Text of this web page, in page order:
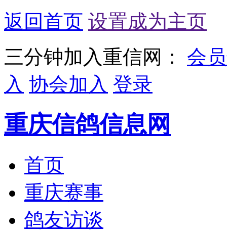
返回首页 设置成为主页
三分钟加入重信网：
会
入 协会加入 登录
重庆信鸽信息网
首页
重庆赛事
鸽友访谈